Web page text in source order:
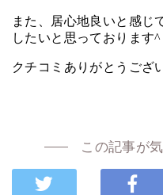
また、居心地良いと感じ
したいと思っております
クチコミありがとうござ
この記事が